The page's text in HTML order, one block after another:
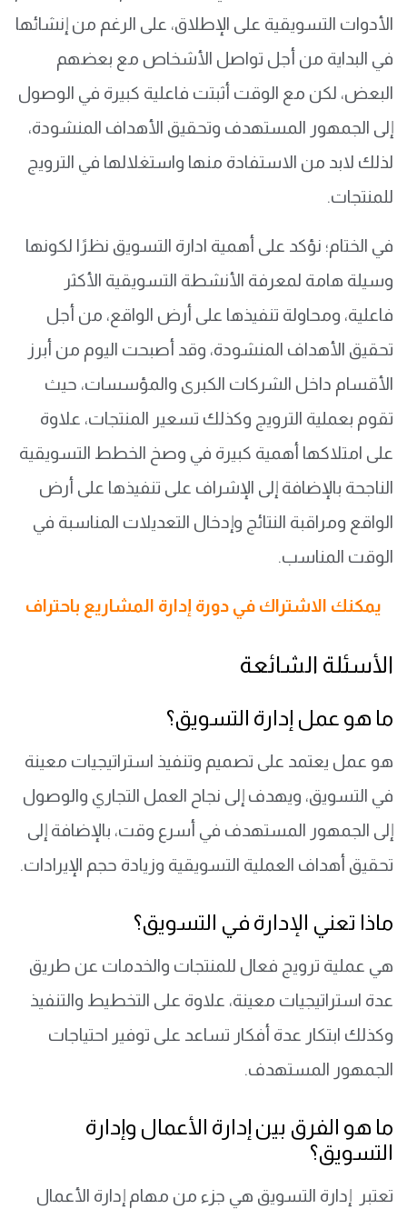
الأدوات التسويقية على الإطلاق، على الرغم من إنشائها
في البداية من أجل تواصل الأشخاص مع بعضهم
البعض، لكن مع الوقت أثبتت فاعلية كبيرة في الوصول
إلى الجمهور المستهدف وتحقيق الأهداف المنشودة،
لذلك لابد من الاستفادة منها واستغلالها في الترويج
للمنتجات.
في الختام؛ نؤكد على أهمية ادارة التسويق نظرًا لكونها
وسيلة هامة لمعرفة الأنشطة التسويقية الأكثر
فاعلية، ومحاولة تنفيذها على أرض الواقع، من أجل
تحقيق الأهداف المنشودة، وقد أصبحت اليوم من أبرز
الأقسام داخل الشركات الكبرى والمؤسسات، حيث
تقوم بعملية الترويج وكذلك تسعير المنتجات، علاوة
على امتلاكها أهمية كبيرة في وصخ الخطط التسويقية
الناجحة بالإضافة إلى الإشراف على تنفيذها على أرض
الواقع ومراقبة النتائج وإدخال التعديلات المناسبة في
الوقت المناسب.
يمكنك الاشتراك في دورة إدارة المشاريع باحتراف
الأسئلة الشائعة
ما هو عمل إدارة التسويق؟
هو عمل يعتمد على تصميم وتنفيذ استراتيجيات معينة
في التسويق، ويهدف إلى نجاح العمل التجاري والوصول
إلى الجمهور المستهدف في أسرع وقت، بالإضافة إلى
تحقيق أهداف العملية التسويقية وزيادة حجم الإيرادات.
ماذا تعني الإدارة في التسويق؟
هي عملية ترويج فعال للمنتجات والخدمات عن طريق
عدة استراتيجيات معينة، علاوة على التخطيط والتنفيذ
وكذلك ابتكار عدة أفكار تساعد على توفير احتياجات
الجمهور المستهدف.
ما هو الفرق بين إدارة الأعمال وإدارة
التسويق؟
تعتبر إدارة التسويق هي جزء من مهام إدارة الأعمال